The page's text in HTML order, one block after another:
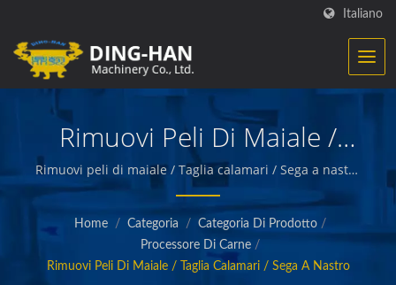
Italiano
Rimuovi Peli Di Maiale /
Taglia Calamari / Sega A
Nastro
Rimuovi peli di maiale / Taglia calamari / Sega a nastro
/ Ding-Han si specializza nella produzione di
attrezzature per la lavorazione alimentare.
Progettiamo, ingegnerizziamo e costruiamo
macchinari che creano e confezionano carni
preparate, verdure e frutti di mare, patatine fritte,
Home / Categoria / Categoria Di Prodotto /
Processore Di Carne /
Rimuovi Peli Di Maiale / Taglia Calamari / Sega A Nastro